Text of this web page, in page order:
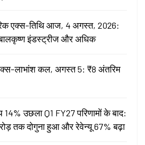
एक्स-तिथि आज, 4 अगस्त, 2026:
इंडस्ट्रीज और अधिक
एक्स-लाभांश कल, अगस्त 5: ₹8 अंतरिम
14% उछला Q1 FY27 परिणामों के बाद:
तक दोगुना हुआ और रेवेन्यू 67% बढ़ा